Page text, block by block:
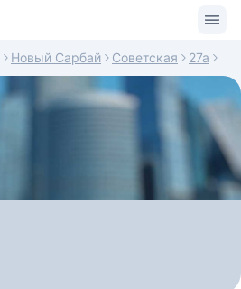
Новый Сарбай Советская 27а